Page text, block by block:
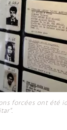
forcées ont été